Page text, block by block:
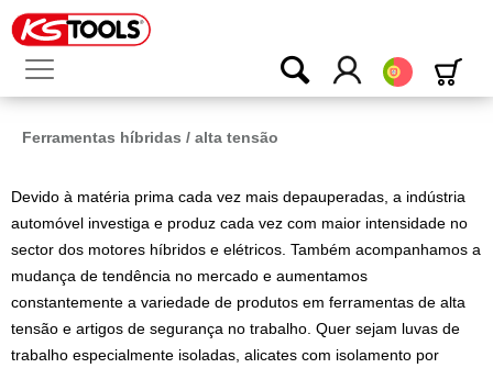
Português
Ferramentas híbridas / alta tensão
Devido à matéria prima cada vez mais depauperadas, a indústria
automóvel investiga e produz cada vez com maior intensidade no
sector dos motores híbridos e elétricos. Também acompanhamos a
mudança de tendência no mercado e aumentamos
constantemente a variedade de produtos em ferramentas de alta
tensão e artigos de segurança no trabalho. Quer sejam luvas de
trabalho especialmente isoladas, alicates com isolamento por